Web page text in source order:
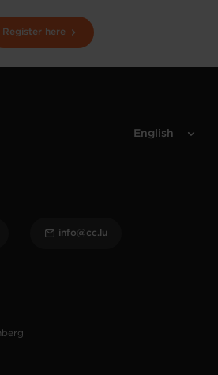
Register here
info@cc.lu